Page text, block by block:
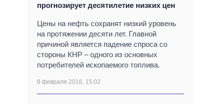
прогнозирует десятилетие низких цен
Цены на нефть сохранят низкий уровень
на протяжении десяти лет. Главной
причиной является падение спроса со
стороны КНР – одного из основных
потребителей ископаемого топлива.
8 февраля 2016, 15:02